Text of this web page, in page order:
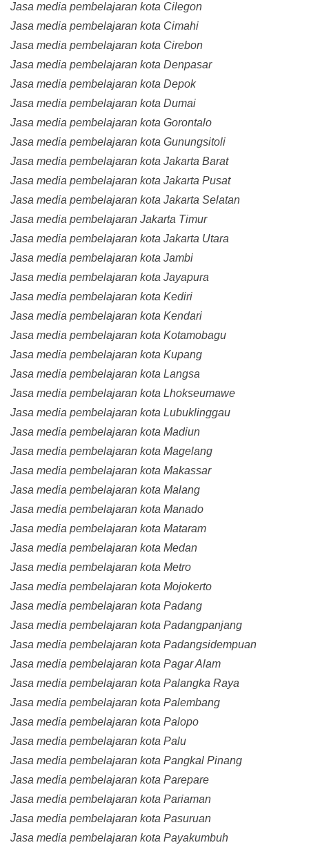
Jasa media pembelajaran kota Cilegon
Jasa media pembelajaran kota Cimahi
Jasa media pembelajaran kota Cirebon
Jasa media pembelajaran kota Denpasar
Jasa media pembelajaran kota Depok
Jasa media pembelajaran kota Dumai
Jasa media pembelajaran kota Gorontalo
Jasa media pembelajaran kota Gunungsitoli
Jasa media pembelajaran kota Jakarta Barat
Jasa media pembelajaran kota Jakarta Pusat
Jasa media pembelajaran kota Jakarta Selatan
Jasa media pembelajaran Jakarta Timur
Jasa media pembelajaran kota Jakarta Utara
Jasa media pembelajaran kota Jambi
Jasa media pembelajaran kota Jayapura
Jasa media pembelajaran kota Kediri
Jasa media pembelajaran kota Kendari
Jasa media pembelajaran kota Kotamobagu
Jasa media pembelajaran kota Kupang
Jasa media pembelajaran kota Langsa
Jasa media pembelajaran kota Lhokseumawe
Jasa media pembelajaran kota Lubuklinggau
Jasa media pembelajaran kota Madiun
Jasa media pembelajaran kota Magelang
Jasa media pembelajaran kota Makassar
Jasa media pembelajaran kota Malang
Jasa media pembelajaran kota Manado
Jasa media pembelajaran kota Mataram
Jasa media pembelajaran kota Medan
Jasa media pembelajaran kota Metro
Jasa media pembelajaran kota Mojokerto
Jasa media pembelajaran kota Padang
Jasa media pembelajaran kota Padangpanjang
Jasa media pembelajaran kota Padangsidempuan
Jasa media pembelajaran kota Pagar Alam
Jasa media pembelajaran kota Palangka Raya
Jasa media pembelajaran kota Palembang
Jasa media pembelajaran kota Palopo
Jasa media pembelajaran kota Palu
Jasa media pembelajaran kota Pangkal Pinang
Jasa media pembelajaran kota Parepare
Jasa media pembelajaran kota Pariaman
Jasa media pembelajaran kota Pasuruan
Jasa media pembelajaran kota Payakumbuh